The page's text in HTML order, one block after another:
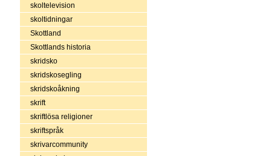
skoltelevision
skoltidningar
Skottland
Skottlands historia
skridsko
skridskosegling
skridskoåkning
skrift
skriftlösa religioner
skriftspråk
skrivarcommunity